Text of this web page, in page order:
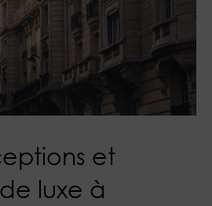
et
luxe à